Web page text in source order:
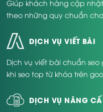
Giúp khách hàng cập
theo những quy chuẩn
DỊCH VỤ VIẾT BÀI
Dịch vụ viết bài chuẩn
khi seo top từ khóa trên
DỊCH VỤ NÂNG